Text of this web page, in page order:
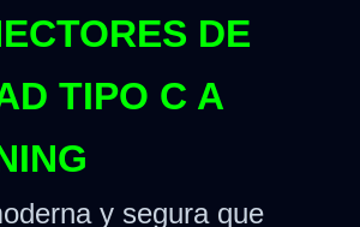
DE
TIPO C A
y segura que